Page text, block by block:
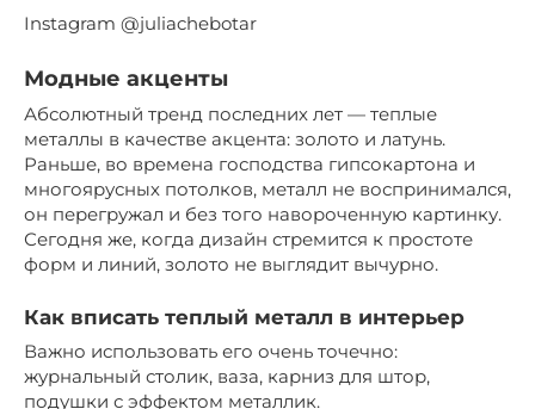
Instagram @juliachebotar
Модные акценты
Абсолютный тренд последних лет — теплые
металлы в качестве акцента: золото и латунь.
Раньше, во времена господства гипсокартона и
многоярусных потолков, металл не воспринимался,
он перегружал и без того навороченную картинку.
Сегодня же, когда дизайн стремится к простоте
форм и линий, золото не выглядит вычурно.
Как вписать теплый металл в интерьер
Важно использовать его очень точечно:
журнальный столик, ваза, карниз для штор,
подушки с эффектом металлик.